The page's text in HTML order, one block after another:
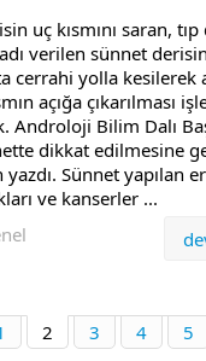
uç kısmını saran,
verilen sünnet
cerrahi yolla kesilerek
açığa çıkarılması
Androloji Bilim Dalı
dikkat edilmesine
Sünnet yapılan
ve kanserler ...
2 3 4 5